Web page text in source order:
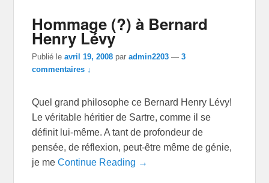
Hommage (?) à Bernard
Henry Lévy
Publié leavril 19, 2008 paradmin2203 —3
commentaires ↓
Quel grand philosophe ce Bernard Henry Lévy!
Le véritable héritier de Sartre, comme il se
définit lui-même. A tant de profondeur de
pensée, de réflexion, peut-être même de génie,
je meContinue Reading →